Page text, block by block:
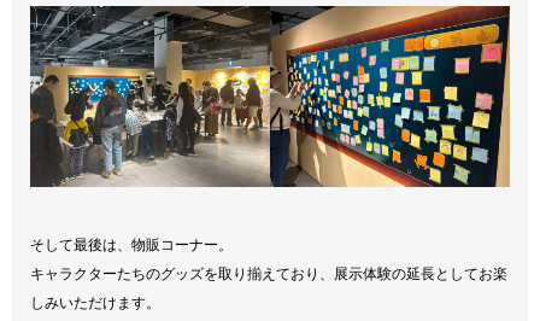
そして最後は、物販コーナー。
キャラクターたちのグッズを取り揃えており、展示体験の延長としてお楽
しみいただけます。